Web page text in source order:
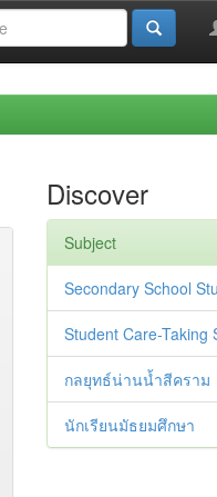
Discover
Subject
Secondary School
Student Care-Taking
กลยุทธ์น่านน้ำสีคราม
นักเรียนมัธยมศึกษา